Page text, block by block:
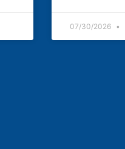
07/30/2026